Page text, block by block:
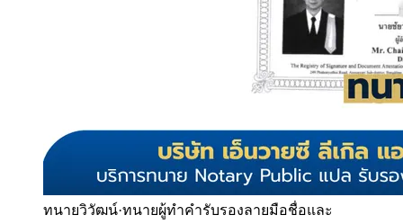
ทนายวิวัฒน์·ทนายผู้ทำคำรับรองลายมือชื่อและ